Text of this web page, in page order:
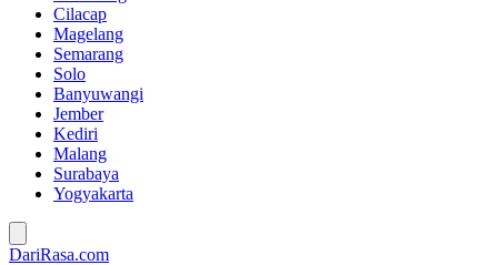
Cilacap
Magelang
Semarang
Solo
Banyuwangi
Jember
Kediri
Malang
Surabaya
Yogyakarta
DariRasa.com